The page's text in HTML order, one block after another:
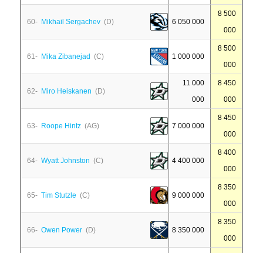
60- Mikhail Sergachev (D) 6 050 000
8 500
000
61- Mika Zibanejad (C) 1 000 000
8 500
000
62- Miro Heiskanen (D)
11 000
000
8 450
000
63- Roope Hintz (AG) 7 000 000
8 450
000
64- Wyatt Johnston (C) 4 400 000
8 400
000
65- Tim Stutzle (C) 9 000 000
8 350
000
66- Owen Power (D) 8 350 000
8 350
000